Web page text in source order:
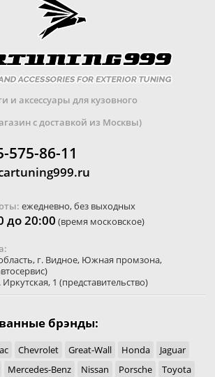
и аксессуары для кузовного
с доставкой из Москвы)
575-86-11
ежедневно, без выходных
до 20:00 (время московское)
, г. Видное, Южная промзона,
Иркутская, 1 (представительство)
брэнды:
Chevrolet Great-Wall Honda
Jaguar
Mercedes-Benz Nissan Porsche
Toyota